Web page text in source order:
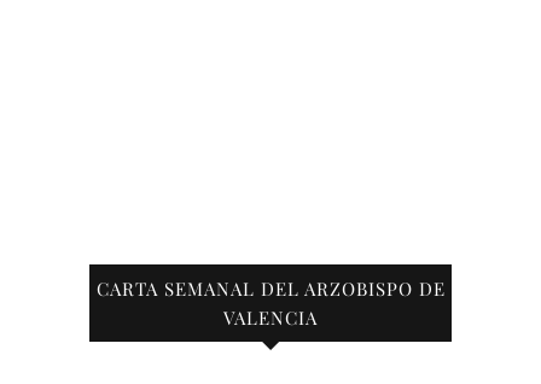
CARTA SEMANAL DEL ARZOBISPO DE
VALENCIA